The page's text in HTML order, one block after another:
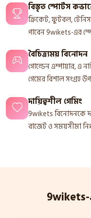
বিস্তৃত স্পোর্টস
ক্রিকেট, ফুটবল,
পাবেন 9wikets-এর
বৈচিত্র্যময় বিনোদন
গোল্ডেন এম্পায়ার, এ
গেমের বিশাল সংগ্রহ
দায়িত্বশীল গেমিং
9wikets বিনোদনকে
বাজেট ও সময়সীমা